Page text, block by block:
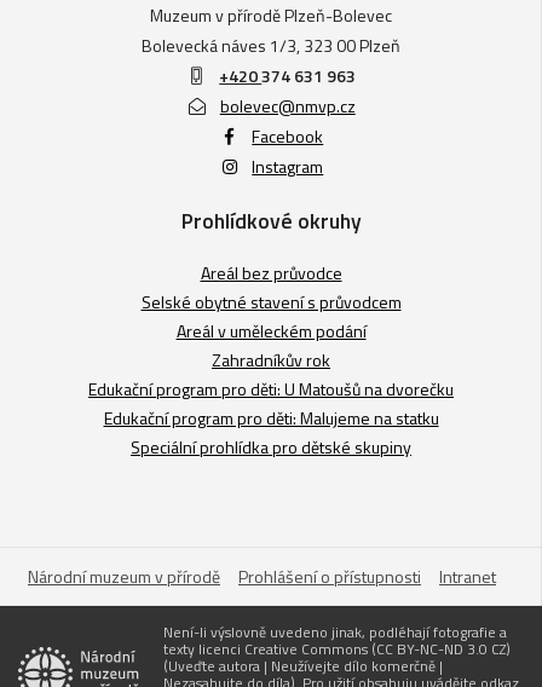
Muzeum v přírodě Plzeň-Bolevec
Bolevecká náves 1/3, 323 00 Plzeň
+420374 631 963
bolevec@nmvp.cz
Facebook
Instagram
Prohlídkové okruhy
Areál bez průvodce
Selské obytné stavení s průvodcem
Areál v uměleckém podání
Zahradníkův rok
Edukační program pro děti: U Matoušů na dvorečku
Edukační program pro děti: Malujeme na statku
Speciální prohlídka pro dětské skupiny
Národní muzeum v přírodě Prohlášení o přístupnosti Intranet
Není-li výslovně uvedeno jinak, podléhají fotografie a
texty licenci Creative Commons (CC BY-NC-ND 3.0 CZ)
(Uveďte autora | Neužívejte dílo komerčně |